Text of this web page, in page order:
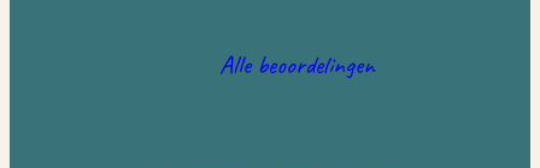
Alle beoordelingen